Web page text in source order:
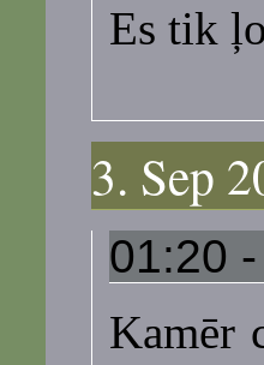
Es tik
3. Sep
01:20 -
Kamēr